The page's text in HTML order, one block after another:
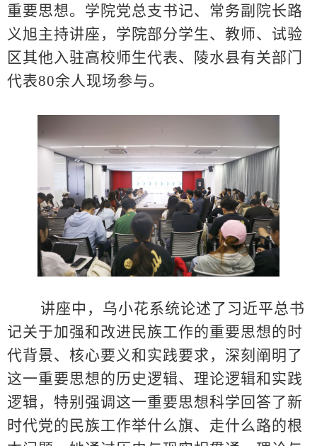
重要思想。学院党总支书记、常务副院长路
义旭主持讲座，学院部分学生、教师、试验
区其他入驻高校师生代表、陵水县有关部门
代表80余人现场参与。
讲座中，乌小花系统论述了习近平总书
记关于加强和改进民族工作的重要思想的时
代背景、核心要义和实践要求，深刻阐明了
这一重要思想的历史逻辑、理论逻辑和实践
逻辑，特别强调这一重要思想科学回答了新
时代党的民族工作举什么旗、走什么路的根